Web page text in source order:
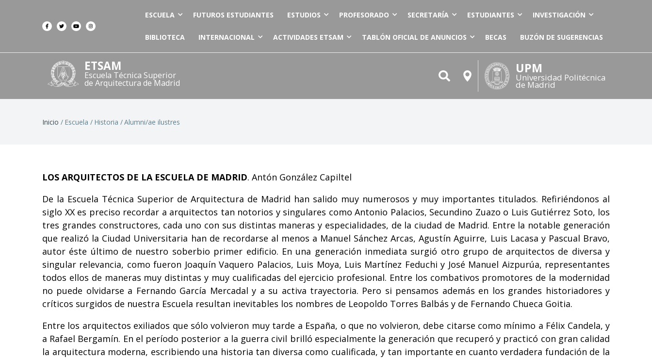
ESCUELA FUTUROS ESTUDIANTES ESTUDIOS PROFESORADO SECRETARÍA ESTUDIANTES INVESTIGACIÓN
BIBLIOTECA INTERNACIONAL ACTIVIDADES ETSAM TABLÓN OFICIAL DE ANUNCIOS BECAS BUZÓN DE SUGERENCIAS
ETSAM
Escuela Técnica Superior
de Arquitectura de Madrid
UPM
Universidad Politécnica
de Madrid
Ruta
Inicio Escuela Historia Alumni/ae ilustres
LOS ARQUITECTOS DE LA ESCUELA DE MADRID. Antón González Capiltel
De la Escuela Técnica Superior de Arquitectura de Madrid han salido muy numerosos y muy importantes titulados. Refiriéndonos al
siglo XX es preciso recordar a arquitectos tan notorios y singulares como Antonio Palacios, Secundino Zuazo o Luis Gutiérrez Soto, los
tres grandes constructores, cada uno con sus distintas maneras y especialidades, de la ciudad de Madrid. Entre la notable generación
que realizó la Ciudad Universitaria han de recordarse al menos a Manuel Sánchez Arcas, Agustín Aguirre, Luis Lacasa y Pascual Bravo,
autor éste último de nuestro soberbio primer edificio. En una generación inmediata surgió otro grupo de arquitectos de diversa y
singular relevancia, como fueron Joaquín Vaquero Palacios, Luis Moya, Luis Martínez Feduchi y José Manuel Aizpurúa, representantes
todos ellos de maneras muy distintas y muy cualificadas del ejercicio profesional. Entre los combativos promotores de la modernidad
no puede olvidarse a Fernando García Mercadal y a su activa trayectoria. Pero si pensamos además en los grandes historiadores y
críticos surgidos de nuestra Escuela resultan inevitables los nombres de Leopoldo Torres Balbás y de Fernando Chueca Goitia.
Entre los arquitectos exiliados que sólo volvieron muy tarde a España, o que no volvieron, debe citarse como mínimo a Félix Candela, y
a Rafael Bergamín. En el período posterior a la guerra civil brilló especialmente la generación que recuperó y practicó con gran calidad
la arquitectura moderna, escribiendo una historia tan diversa como cualificada, y tan importante en cuanto verdadera fundación de la